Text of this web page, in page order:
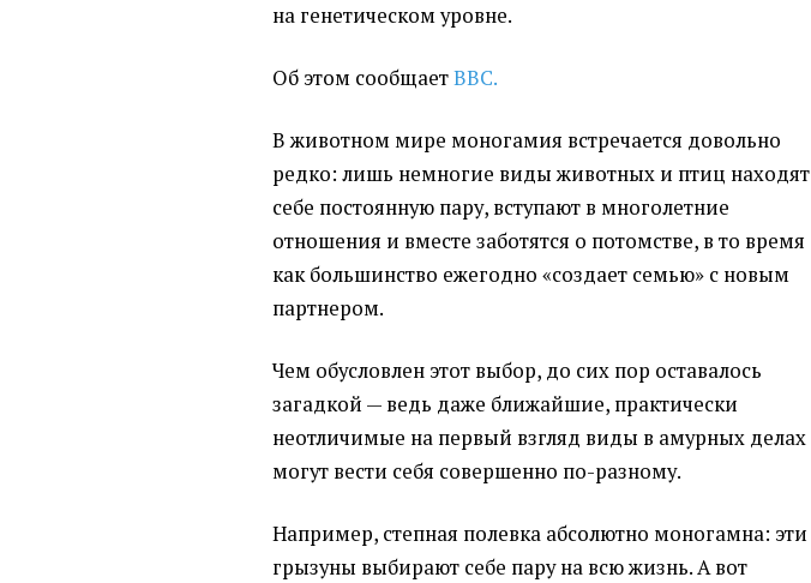
на генетическом уровне.
Об этом сообщаетBBC.
В животном мире моногамия встречается довольно
редко: лишь немногие виды животных и птиц находят
себе постоянную пару, вступают в многолетние
отношения и вместе заботятся о потомстве, в то время
как большинство ежегодно «создает семью» с новым
партнером.
Чем обусловлен этот выбор, до сих пор оставалось
загадкой — ведь даже ближайшие, практически
неотличимые на первый взгляд виды в амурных делах
могут вести себя совершенно по-разному.
Например, степная полевка абсолютно моногамна: эти
грызуны выбирают себе пару на всю жизнь. А вот